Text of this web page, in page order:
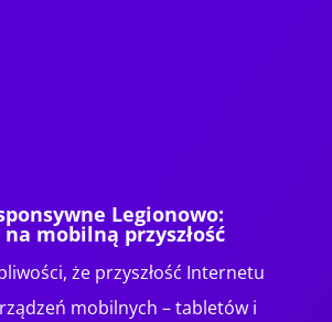
Legionowo:
mobilną przyszłość
że przyszłość Internetu
mobilnych – tabletów i